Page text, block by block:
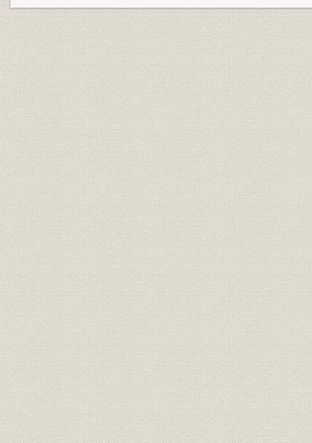
第二節 三井物産会社の設立事情
第三節 三井物産会社の営業状況
第五章 明治一〇年代の三井銀行
第一節 創業期三井銀行の経営事情
第二節 松方「紙幣整理」期の三井銀行
第三節 三井銀行による神岡鉱山の開発
第六章 三井家政改革の展開
第一節 明治一〇年代の三井組大元方
第二節 明治一九年の三井家政改革
第三節 明治二三・二四年の三井家政改革
第四節 中上川彦次郎の三井銀行改革
第七章 多角的事業経営の成立と三井家共有財産制度の再編成
第一節 三井家仮評議会の組織と機能
第二節 三井家事業組織の再編成
第三節 三井家共有財産管理機構の再編成
第八章 三井家憲の制定